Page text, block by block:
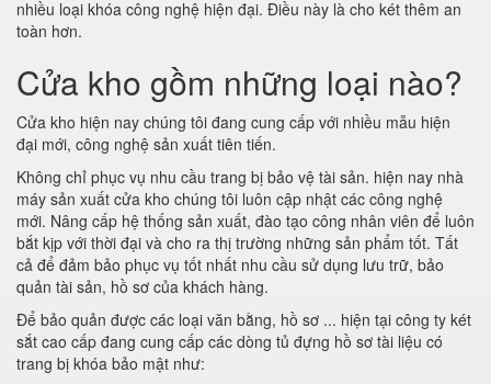
nhiều loại khóa công nghệ hiện đại. Điều này là cho két thêm an
toàn hơn.
Cửa kho gồm những loại nào?
Cửa kho hiện nay chúng tôi đang cung cấp với nhiều mẫu hiện
đại mới, công nghệ sản xuất tiên tiến.
Không chỉ phục vụ nhu cầu trang bị bảo vệ tài sản. hiện nay nhà
máy sản xuất cửa kho chúng tôi luôn cập nhật các công nghệ
mới. Nâng cấp hệ thống sản xuất, đào tạo công nhân viên để luôn
bắt kịp với thời đại và cho ra thị trường những sản phẩm tốt. Tất
cả để đảm bảo phục vụ tốt nhất nhu cầu sử dụng lưu trữ, bảo
quản tài sản, hồ sơ của khách hàng.
Để bảo quản được các loại văn bằng, hồ sơ ... hiện tại công ty két
sắt cao cấp đang cung cấp các dòng tủ đựng hồ sơ tài liệu có
trang bị khóa bảo mật như: